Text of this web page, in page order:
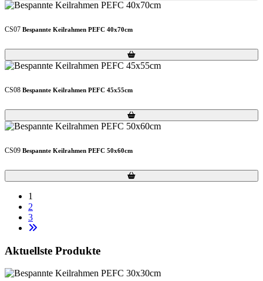
CS07 Bespannte Keilrahmen PEFC 40x70cm
Loading...
Loading...
CS08 Bespannte Keilrahmen PEFC 45x55cm
Loading...
Loading...
CS09 Bespannte Keilrahmen PEFC 50x60cm
Loading...
Loading...
1
2
3
Aktuellste Produkte